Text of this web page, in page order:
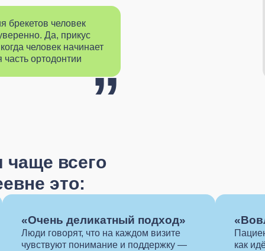
брекетов человек
Да, прикус
человек начинает
ортодонтии
”
всего
это:
«Очень деликатный подход»
Люди говорят, что на каждом визите
чувствуют понимание и поддержку —
как